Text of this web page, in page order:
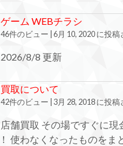
ゲーム WEBチラシ
46件のビュー 6月 10, 2020 に投稿
2026/8/8 更新
買取について
42件のビュー 3月 28, 2018 に投稿
店舗買取 その場ですぐに現
使わなくなったものをま